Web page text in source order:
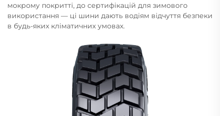
мокрому покритті, до сертифікацій для зимового
використання — ці шини дають водіям відчуття безпеки
в будь-яких кліматичних умовах.